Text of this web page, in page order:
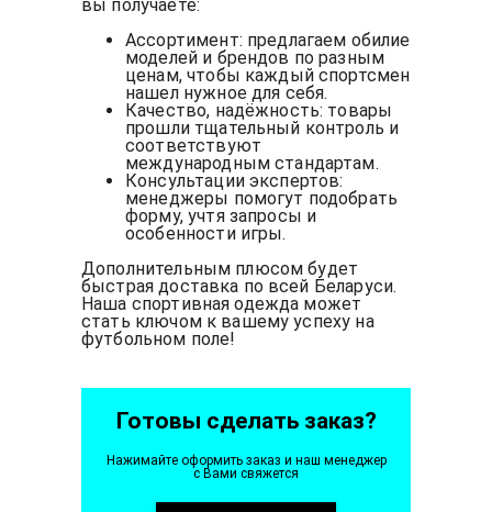
вы получаете:
Ассортимент: предлагаем обилие
моделей и брендов по разным
ценам, чтобы каждый спортсмен
нашел нужное для себя.
Качество, надёжность: товары
прошли тщательный контроль и
соответствуют
международным стандартам.
Консультации экспертов:
менеджеры помогут подобрать
форму, учтя запросы и
особенности игры.
Дополнительным плюсом будет
быстрая доставка по всей Беларуси.
Наша спортивная одежда может
стать ключом к вашему успеху на
футбольном поле!
Готовы сделать заказ?
Нажимайте оформить заказ и наш менеджер
с Вами свяжется